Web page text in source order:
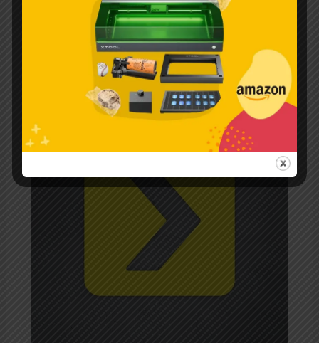
Accueil – Gravure-Laser
Laisser un commentaire /Graveur Laser Métal
Laser